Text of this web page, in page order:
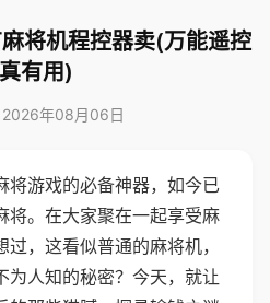
将机程控器卖(万能遥控
有用)
2026年08月06日
将游戏的必备神器，如今已
将。在大家聚在一起享受麻
，这看似普通的麻将机，
为人知的秘密？今天，就让